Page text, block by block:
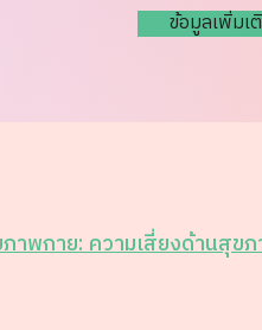
ข้อมูลเพิ่มเ
าพกาย: ความเสี่ยงด้านสุ